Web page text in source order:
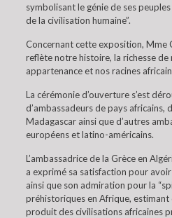
symbolisant le génie de ses
de la civilisation humaine”.
Concernant cette exposition, Mme
reflète notre histoire, la richesse
appartenance et nos racines
La cérémonie d’ouverture s’est
d’ambassadeurs de pays africains,
Madagascar ainsi que d’autres
européens et latino-américains.
L’ambassadrice de la Grèce en
a exprimé sa satisfaction pour
ainsi que son admiration pour la
préhistoriques en Afrique, estimant
produit des civilisations africaines